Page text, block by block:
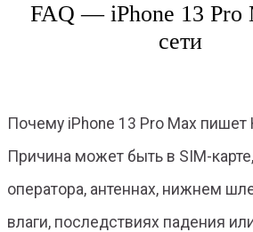
FAQ — iPhone 13 Pro
сети
Почему iPhone 13 Pro Max пишет
Причина может быть в SIM-
оператора, антеннах, нижнем
влаги, последствиях падения